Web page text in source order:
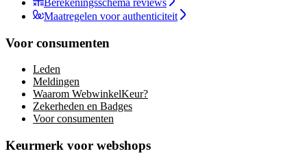
Maatregelen voor authenticiteit
Voor consumenten
Leden
Meldingen
Waarom WebwinkelKeur?
Zekerheden en Badges
Voor consumenten
Keurmerk voor webshops